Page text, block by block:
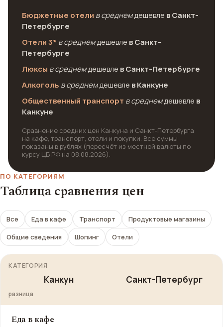
Бюджетные отели в среднемдешевле в Санкт-
Петербурге
Отели 3* в среднемдешевле в Санкт-
Петербурге
Люксы в среднемдешевле в Санкт-Петербурге
Алкоголь в среднемдешевле в Канкуне
Общественный транспорт в среднемдешевле в
Канкуне
Сравнение средних цен Канкуна и Санкт-Петербурга
на кафе, транспорт, отели и покупки. Все суммы
показаны в рублях (пересчёт из местной валюты по
курсу ЦБ РФ на 08.08.2026).
ПО КАТЕГОРИЯМ
Таблица сравнения цен
Все Еда в кафе Транспорт
Продуктовые магазины
Общие сведения
Шопинг Отели
КАТЕГОРИЯ
Канкун Санкт-Петербург
разница
Еда в кафе